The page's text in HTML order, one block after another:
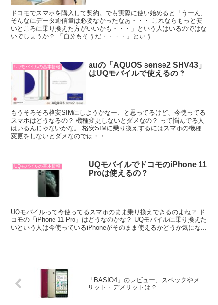
ドコモでスマホを購入して契約。でも実際に使い始めると「うーん、
そんなにデータ通信量は必要なかったなあ・・・ これならもっと安
いところに乗り換えた方がいいかも・・・」という人はいるのではな
いでしょうか？ 「自分もそうだ・・・・」という...
UQモバイルの基本情報
auの「AQUOS sense2 SHV43」
はUQモバイルで使えるの？
もうそろそろ格安SIMにしようかなー、と思ってるけど、今使ってる
スマホはどうなるの？ 機種変更しないとダメなの？ って悩んでる人
はいるんじゃないかな。 格安SIMに乗り換えするにはスマホの機種
変更をしないとダメなのでは・・...
UQモバイルの基本情報
UQモバイルでドコモのiPhone 11
Proは使えるの？
UQモバイルって今使ってるスマホのまま乗り換えできるのよね？ ド
コモの「iPhone 11 Pro」はどうなのかな？ UQモバイルに乗り換えた
いという人は今使っているiPhoneがそのまま使えるかどうか気にな...
「BASIO4」のレビュー、スペックやメ
リット・デメリットは？